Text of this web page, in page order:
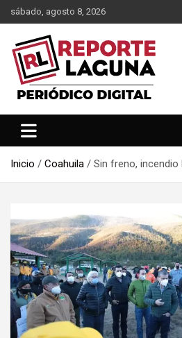
Saltar
al
contenido
sábado, agosto 8, 2026
Reporte Laguna
Inicio Coahuila Sin freno,